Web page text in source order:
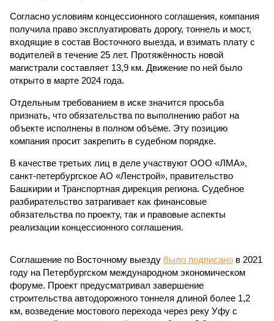
Согласно условиям концессионного соглашения, компания
получила право эксплуатировать дорогу, тоннель и мост,
входящие в состав Восточного выезда, и взимать плату с
водителей в течение 25 лет. Протяжённость новой
магистрали составляет 13,9 км. Движение по ней было
открыто в марте 2024 года.
Отдельным требованием в иске значится просьба
признать, что обязательства по выполнению работ на
объекте исполнены в полном объёме. Эту позицию
компания просит закрепить в судебном порядке.
В качестве третьих лиц в деле участвуют ООО «ЛМА»,
санкт-петербургское АО «Ленстрой», правительство
Башкирии и Транспортная дирекция региона. Судебное
разбирательство затрагивает как финансовые
обязательства по проекту, так и правовые аспекты
реализации концессионного соглашения.
Соглашение по Восточному выезду было подписано в 2021
году на Петербургском международном экономическом
форуме. Проект предусматривал завершение
строительства автодорожного тоннеля длиной более 1,2
км, возведение мостового перехода через реку Уфу с